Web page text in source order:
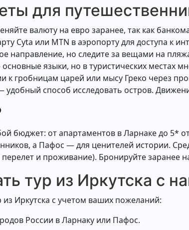
для
валюту на евро заранее, так как
Cyta или MTN в аэропорту для доступа к
направление, но следите за вещами на
языки, но в туристических местах
к гробницам царей или мысу Греко через
способ исследовать остров.
бюджет: от апартаментов в Ларнаке до 5*
а Пафос — для ценителей истории.
и проживание). Бронируйте заранее
тур из Иркутска с
Иркутска с учетом ваших пожеланий:
России в Ларнаку или Пафос.